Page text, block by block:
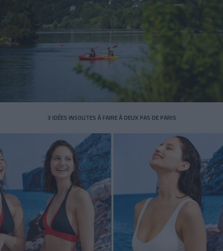
3 IDÉES INSOLITES À FAIRE À DEUX PAS DE PARIS